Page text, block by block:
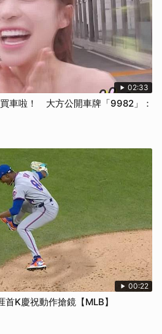
02:33
車啦！ 大方公開車牌「9982」：
00:22
K慶祝動作搶鏡【MLB】